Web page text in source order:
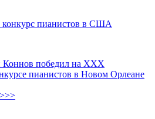
конкурс пианистов в США
Коннов победил на XXX
пианистов в Новом Орлеане